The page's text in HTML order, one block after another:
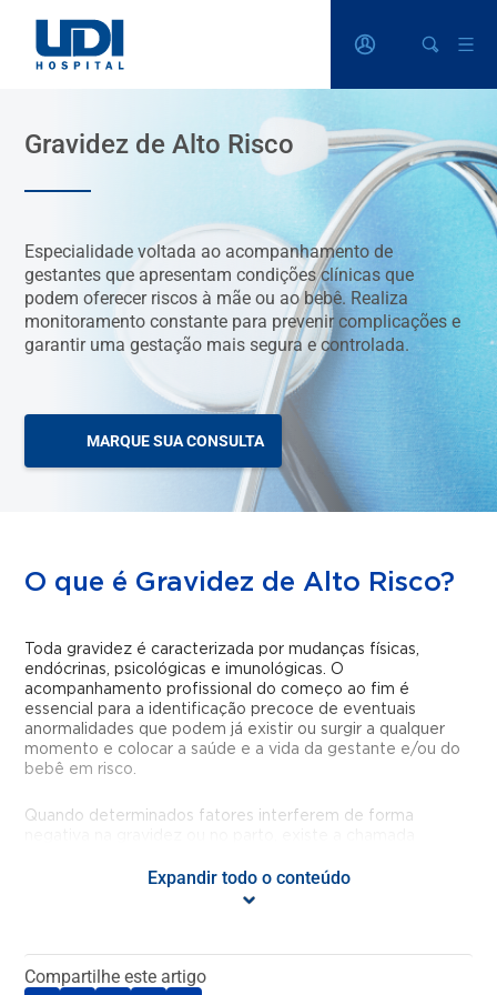
Gravidez de Alto Risco
Especialidade voltada ao acompanhamento de
gestantes que apresentam condições clínicas que
podem oferecer riscos à mãe ou ao bebê. Realiza
monitoramento constante para prevenir complicações e
garantir uma gestação mais segura e controlada.
MARQUE SUA CONSULTA
O que é Gravidez de Alto Risco?
Toda gravidez é caracterizada por mudanças físicas,
endócrinas, psicológicas e imunológicas. O
acompanhamento profissional do começo ao fim é
essencial para a identificação precoce de eventuais
anormalidades que podem já existir ou surgir a qualquer
momento e colocar a saúde e a vida da gestante e/ou do
bebê em risco.
Quando determinados fatores interferem de forma
Entre eles estão o aborto espontâneo, o descolamento
prematuro de placenta, a pré-eclâmpsia, a diabetes
Quais doenças ou condições são
Expandir todo o conteúdo
Compartilhe este artigo